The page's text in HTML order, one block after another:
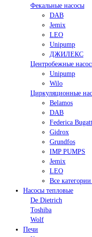
Фекальные насосы
DAB
Jemix
LEO
Unipump
ДЖИЛЕКС
Центробежные
Unipump
Wilo
Циркуляционные
Belamos
DAB
Federica
Gidrox
Grundfos
IMP PUMPS
Jemix
LEO
Все
Насосы тепловые
De Dietrich
Toshiba
Wolf
Печи